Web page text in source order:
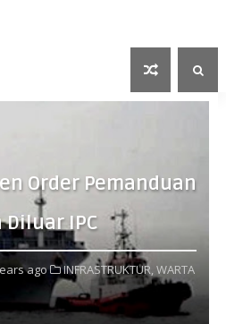
Order Pemanduan
IPC
ago INFRASTRUKTUR, WARTA